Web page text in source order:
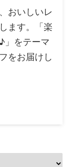
おいしいレ
ます。「楽
」をテーマ
をお届けし